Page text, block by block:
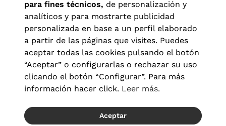
Aviso legal| Política de privacidad Términos y condiciones
Política de cookies|Configuración de cookies
© 2026 Visionlab España
para fines técnicos, de personalización y
analíticos y para mostrarte publicidad
personalizada en base a un perfil elaborado
a partir de las páginas que visites. Puedes
aceptar todas las cookies pulsando el botón
“Aceptar” o configurarlas o rechazar su uso
clicando el botón “Configurar”. Para más
información hacer click. Leer más.
Aceptar